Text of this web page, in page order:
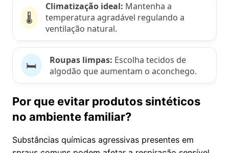
🌡️
Climatização ideal: Mantenha a
temperatura agradável regulando a
ventilação natural.
🛏️ Roupas limpas: Escolha tecidos de
algodão que aumentam o aconchego.
Por que evitar produtos sintéticos
no ambiente familiar?
Substâncias químicas agressivas presentes em